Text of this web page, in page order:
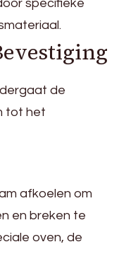
specifieke
de
tot het
afkoelen om
en breken te
oven, de